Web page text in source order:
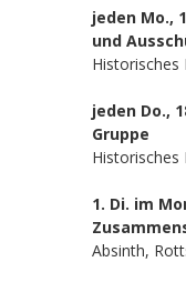
jeden Mo.,
und
Historisches
jeden Do.,
Gruppe
Historisches
1. Di. im
Absinth,